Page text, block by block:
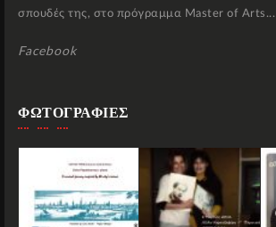
σπουδές της, στο πρόγραμμα Master of Arts...
Facebook
ΦΩΤΟΓΡΑΦΙΕΣ